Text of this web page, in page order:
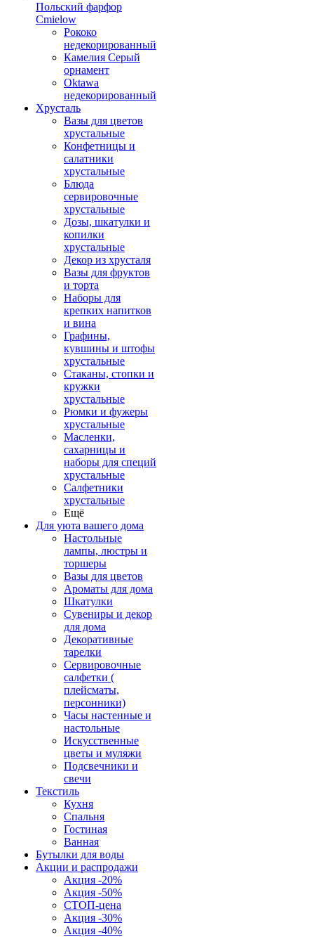
Польский фарфор
Сmielow
Рококо
недекорированный
Камелия Серый
орнамент
Oktawa
недекорированный
Хрусталь
Вазы для цветов
хрустальные
Конфетницы и
салатники
хрустальные
Блюда
сервировочные
хрустальные
Дозы, шкатулки и
копилки
хрустальные
Декор из хрусталя
Вазы для фруктов
и торта
Наборы для
крепких напитков
и вина
Графины,
кувшины и штофы
хрустальные
Стаканы, стопки и
кружки
хрустальные
Рюмки и фужеры
хрустальные
Масленки,
сахарницы и
наборы для специй
хрустальные
Салфетники
хрустальные
Ещё
Для уюта вашего дома
Настольные
лампы, люстры и
торшеры
Вазы для цветов
Ароматы для дома
Шкатулки
Сувениры и декор
для дома
Декоративные
тарелки
Сервировочные
салфетки (
плейсматы,
персонники)
Часы настенные и
настольные
Искусственные
цветы и муляжи
Подсвечники и
свечи
Текстиль
Кухня
Спальня
Гостиная
Ванная
Бутылки для воды
Акции и распродажи
Акция -20%
Акция -50%
СТОП-цена
Акция -30%
Акция -40%